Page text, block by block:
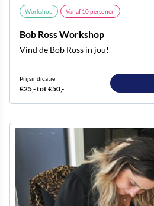
Workshop Vanaf10personen
Bob Ross Workshop
Vind de Bob Ross in jou!
Prijsindicatie
€25,- tot €50,-